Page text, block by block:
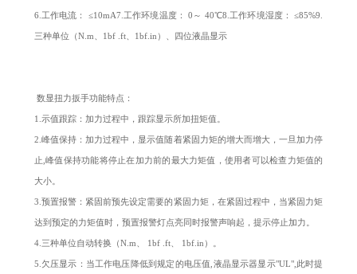
6.工作电流： ≤10mA7.工作环境温度： 0～ 40℃8.工作环境湿度： ≤85%9.
三种单位（N.m、1bf .ft、1bf.in）、四位液晶显示
数显扭力扳手功能特点：
1.示值跟踪：加力过程中，跟踪显示所加扭矩值。
2.峰值保持：加力过程中，显示值随着紧固力矩的增大而增大，一旦加力停
止,峰值保持功能将停止在加力前的最大力矩值，使用者可以检查力矩值的
大小。
3.预置报警：紧固前预先设定需要的紧固力矩，在紧固过程中，当紧固力矩
达到预定的力矩值时，预置报警灯点亮同时报警声响起，提示停止加力。
4.三种单位自动转换（N.m、 1bf .ft、 1bf.in）。
5.欠压显示：当工作电压降低到规定的电压值,液晶显示器显示"UL",此时提